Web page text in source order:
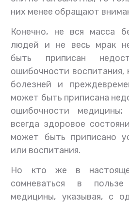
них менее обращают
Конечно, не вся масса
людей и не весь мрак
быть приписан
ошибочности воспитания,
болезней и
может быть приписана
ошибочности
всегда здоровое
может быть приписано
или воспитания.
Но кто же в
сомневаться в
медицины, указывая, с